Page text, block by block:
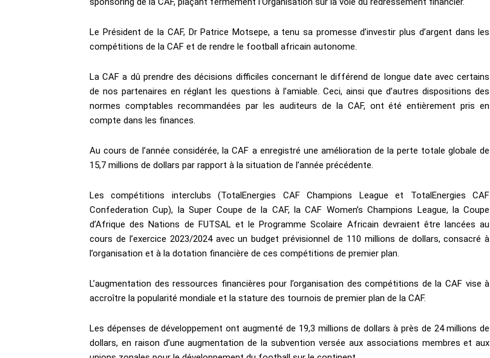
Le Président de la CAF, Dr Patrice Motsepe, a tenu sa promesse d’investir plus d’argent dans les
compétitions de la CAF et de rendre le football africain autonome.
La CAF a dû prendre des décisions difficiles concernant le différend de longue date avec certains
de nos partenaires en réglant les questions à l’amiable. Ceci, ainsi que d’autres dispositions des
normes comptables recommandées par les auditeurs de la CAF, ont été entièrement pris en
compte dans les finances.
Au cours de l’année considérée, la CAF a enregistré une amélioration de la perte totale globale de
15,7 millions de dollars par rapport à la situation de l’année précédente.
Les compétitions interclubs (TotalEnergies CAF Champions League et TotalEnergies CAF
Confederation Cup), la Super Coupe de la CAF, la CAF Women’s Champions League, la Coupe
d’Afrique des Nations de FUTSAL et le Programme Scolaire Africain devraient être lancées au
cours de l’exercice 2023/2024 avec un budget prévisionnel de 110 millions de dollars, consacré à
l’organisation et à la dotation financière de ces compétitions de premier plan.
L’augmentation des ressources financières pour l’organisation des compétitions de la CAF vise à
accroître la popularité mondiale et la stature des tournois de premier plan de la CAF.
Les dépenses de développement ont augmenté de 19,3 millions de dollars à près de 24 millions de
dollars, en raison d’une augmentation de la subvention versée aux associations membres et aux